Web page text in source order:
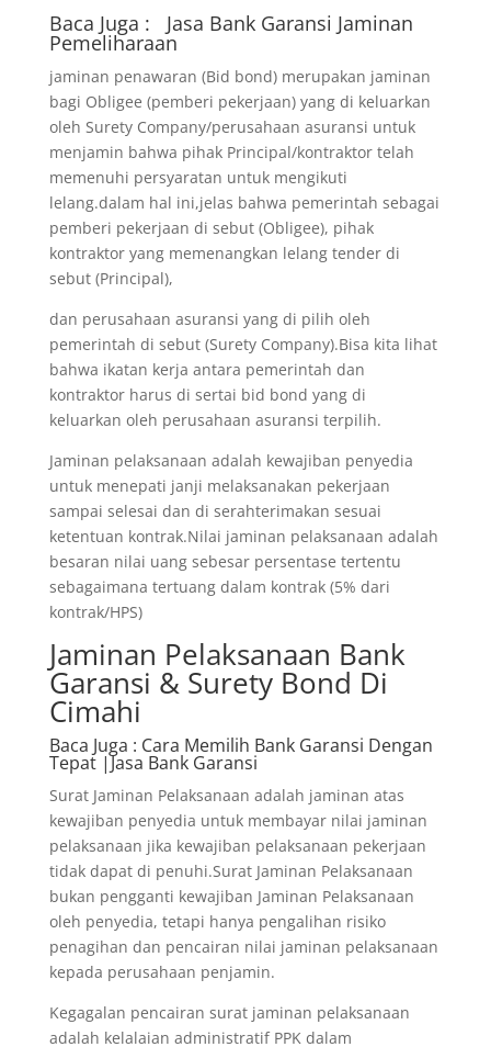
Baca Juga : Jasa Bank Garansi Jaminan
Pemeliharaan
jaminan penawaran (Bid bond) merupakan jaminan
bagi Obligee (pemberi pekerjaan) yang di keluarkan
oleh Surety Company/perusahaan asuransi untuk
menjamin bahwa pihak Principal/kontraktor telah
memenuhi persyaratan untuk mengikuti
lelang.dalam hal ini,jelas bahwa pemerintah sebagai
pemberi pekerjaan di sebut (Obligee), pihak
kontraktor yang memenangkan lelang tender di
sebut (Principal),
dan perusahaan asuransi yang di pilih oleh
pemerintah di sebut (Surety Company).Bisa kita lihat
bahwa ikatan kerja antara pemerintah dan
kontraktor harus di sertai bid bond yang di
keluarkan oleh perusahaan asuransi terpilih.
Jaminan pelaksanaan adalah kewajiban penyedia
untuk menepati janji melaksanakan pekerjaan
sampai selesai dan di serahterimakan sesuai
ketentuan kontrak.Nilai jaminan pelaksanaan adalah
besaran nilai uang sebesar persentase tertentu
sebagaimana tertuang dalam kontrak (5% dari
kontrak/HPS)
Jaminan Pelaksanaan Bank
Garansi & Surety Bond Di
Cimahi
Baca Juga : Cara Memilih Bank Garansi Dengan
Tepat |Jasa Bank Garansi
Surat Jaminan Pelaksanaan adalah jaminan atas
kewajiban penyedia untuk membayar nilai jaminan
pelaksanaan jika kewajiban pelaksanaan pekerjaan
tidak dapat di penuhi.Surat Jaminan Pelaksanaan
bukan pengganti kewajiban Jaminan Pelaksanaan
oleh penyedia, tetapi hanya pengalihan risiko
penagihan dan pencairan nilai jaminan pelaksanaan
kepada perusahaan penjamin.
Kegagalan pencairan surat jaminan pelaksanaan
adalah kelalaian administratif PPK dalam